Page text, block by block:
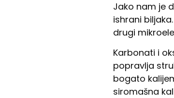
Jako nam je
ishrani
drugi
Karbonati i
popravlja
bogato
siromašna